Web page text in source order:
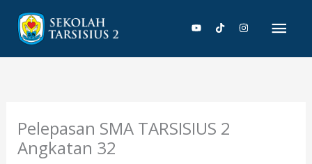
konten
Pelepasan SMA TARSISIUS 2
Angkatan 32